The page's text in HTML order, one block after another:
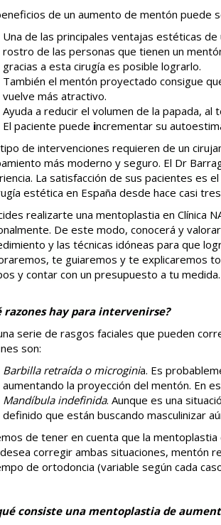
de un aumento de mentón puede
Una de las principales ventajas estéticas
rostro de las personas que tienen un
gracias a esta cirugía es posible lograrlo.
También el mentón proyectado consigue
vuelve más atractivo.
Ayuda a reducir el volumen de la papada, al
El paciente puede incrementar su
de intervenciones requieren de un
más moderno y seguro. El Dr
La satisfacción de sus pacientes es
estética en España desde hace casi
realizarte una mentoplastia en Clínica
De este modo, conocerá y
y las técnicas idóneas para que
te guiaremos y te explicaremos
y contar con un presupuesto a tu medida.
razones hay para intervenirse?
serie de rasgos faciales que pueden
son:
Barbilla retraída o microginia. Es
aumentando la proyección del mentón. En
Mandíbula indefinida. Aunque es una
definido que están buscando masculinizar
de tener en cuenta que la
corregir ambas situaciones, mentón
de ortodoncia (variable según cada
consiste una mentoplastia de